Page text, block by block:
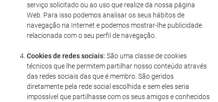
serviço solicitado ou ao uso que realize da nossa página
Web. Para isso podemos analisar os seus hábitos de
navegação na Internet e podemos mostrar-lhe publicidade
relacionada com o seu perfil de navegação.
Cookies de redes sociais: São uma classe de cookies
técnicos que lhe permitem partilhar nosso conteúdo através
das redes sociais das que é membro. São geridos
diretamente pela rede social escolhida e sem eles seria
impossível que partilhasse com os seus amigos e conhecidos